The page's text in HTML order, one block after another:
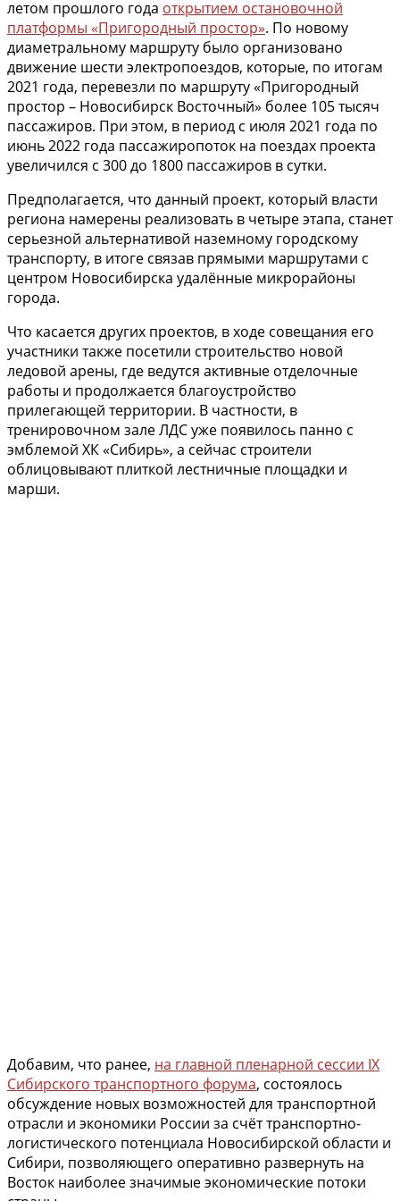
летом прошлого года открытием остановочной
платформы «Пригородный простор». По новому
диаметральному маршруту было организовано
движение шести электропоездов, которые, по итогам
2021 года, перевезли по маршруту «Пригородный
простор – Новосибирск Восточный» более 105 тысяч
пассажиров. При этом, в период с июля 2021 года по
июнь 2022 года пассажиропоток на поездах проекта
увеличился с 300 до 1800 пассажиров в сутки.
Предполагается, что данный проект, который власти
региона намерены реализовать в четыре этапа, станет
серьезной альтернативой наземному городскому
транспорту, в итоге связав прямыми маршрутами с
центром Новосибирска удалённые микрорайоны
города.
Что касается других проектов, в ходе совещания его
участники также посетили строительство новой
ледовой арены, где ведутся активные отделочные
работы и продолжается благоустройство
прилегающей территории. В частности, в
тренировочном зале ЛДС уже появилось панно с
эмблемой ХК «Сибирь», а сейчас строители
облицовывают плиткой лестничные площадки и
марши.
Добавим, что ранее, на главной пленарной сессии IX
Сибирского транспортного форума, состоялось
обсуждение новых возможностей для транспортной
отрасли и экономики России за счёт транспортно-
логистического потенциала Новосибирской области и
Сибири, позволяющего оперативно развернуть на
Восток наиболее значимые экономические потоки